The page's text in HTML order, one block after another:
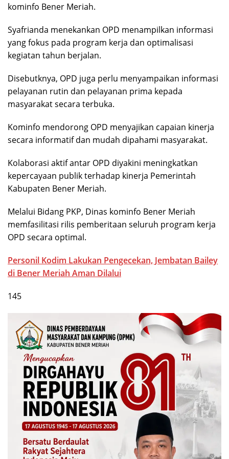
kominfo Bener Meriah.
Syafrianda menekankan OPD menampilkan informasi
yang fokus pada program kerja dan optimalisasi
kegiatan tahun berjalan.
Disebutknya, OPD juga perlu menyampaikan informasi
pelayanan rutin dan pelayanan prima kepada
masyarakat secara terbuka.
Kominfo mendorong OPD menyajikan capaian kinerja
secara informatif dan mudah dipahami masyarakat.
Kolaborasi aktif antar OPD diyakini meningkatkan
kepercayaan publik terhadap kinerja Pemerintah
Kabupaten Bener Meriah.
Melalui Bidang PKP, Dinas kominfo Bener Meriah
memfasilitasi rilis pemberitaan seluruh program kerja
OPD secara optimal.
Personil Kodim Lakukan Pengecekan, Jembatan Bailey
di Bener Meriah Aman Dilalui
145